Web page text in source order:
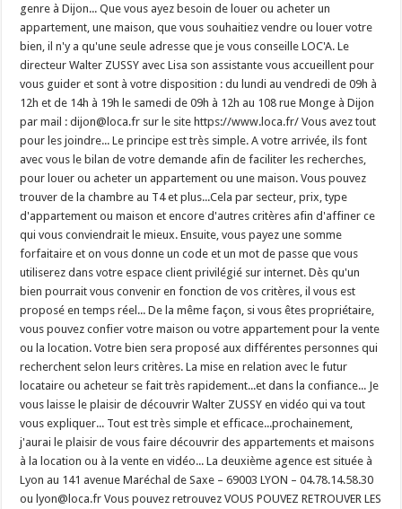
genre à Dijon... Que vous ayez besoin de louer ou acheter un
appartement, une maison, que vous souhaitiez vendre ou louer votre
bien, il n'y a qu'une seule adresse que je vous conseille LOC'A. Le
directeur Walter ZUSSY avec Lisa son assistante vous accueillent pour
vous guider et sont à votre disposition : du lundi au vendredi de 09h à
12h et de 14h à 19h le samedi de 09h à 12h au 108 rue Monge à Dijon
par mail : dijon@loca.fr sur le site https://www.loca.fr/ Vous avez tout
pour les joindre... Le principe est très simple. A votre arrivée, ils font
avec vous le bilan de votre demande afin de faciliter les recherches,
pour louer ou acheter un appartement ou une maison. Vous pouvez
trouver de la chambre au T4 et plus...Cela par secteur, prix, type
d'appartement ou maison et encore d'autres critères afin d'affiner ce
qui vous conviendrait le mieux. Ensuite, vous payez une somme
forfaitaire et on vous donne un code et un mot de passe que vous
utiliserez dans votre espace client privilégié sur internet. Dès qu'un
bien pourrait vous convenir en fonction de vos critères, il vous est
proposé en temps réel... De la même façon, si vous êtes propriétaire,
vous pouvez confier votre maison ou votre appartement pour la vente
ou la location. Votre bien sera proposé aux différentes personnes qui
recherchent selon leurs critères. La mise en relation avec le futur
locataire ou acheteur se fait très rapidement...et dans la confiance... Je
vous laisse le plaisir de découvrir Walter ZUSSY en vidéo qui va tout
vous expliquer... Tout est très simple et efficace...prochainement,
j'aurai le plaisir de vous faire découvrir des appartements et maisons
à la location ou à la vente en vidéo... La deuxième agence est située à
Lyon au 141 avenue Maréchal de Saxe – 69003 LYON – 04.78.14.58.30
ou lyon@loca.fr Vous pouvez retrouvez VOUS POUVEZ RETROUVER LES